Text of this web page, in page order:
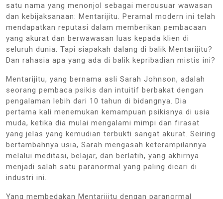
satu nama yang menonjol sebagai mercusuar wawasan
dan kebijaksanaan: Mentarijitu. Peramal modern ini telah
mendapatkan reputasi dalam memberikan pembacaan
yang akurat dan berwawasan luas kepada klien di
seluruh dunia. Tapi siapakah dalang di balik Mentarijitu?
Dan rahasia apa yang ada di balik kepribadian mistis ini?
Mentarijitu, yang bernama asli Sarah Johnson, adalah
seorang pembaca psikis dan intuitif berbakat dengan
pengalaman lebih dari 10 tahun di bidangnya. Dia
pertama kali menemukan kemampuan psikisnya di usia
muda, ketika dia mulai mengalami mimpi dan firasat
yang jelas yang kemudian terbukti sangat akurat. Seiring
bertambahnya usia, Sarah mengasah keterampilannya
melalui meditasi, belajar, dan berlatih, yang akhirnya
menjadi salah satu paranormal yang paling dicari di
industri ini.
Yang membedakan Mentarijitu dengan paranormal